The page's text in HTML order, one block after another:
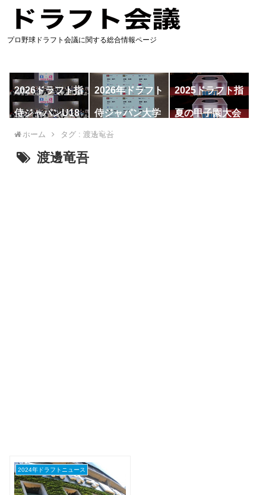
プロ野球ドラフト会議に関する総合情報ページ
2026ドラフト指
名予想
2026年ドラフト
候補
2025ドラフト指
名一覧
侍ジャパンU18
代表
侍ジャパン大学
代表
夏の甲子園大会
ホーム タグ : 渡邊竜吾
渡邊竜吾
2024年ドラフトニュース